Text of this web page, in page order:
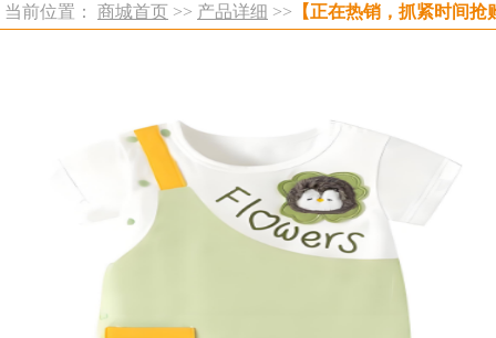
当前位置： 商城首页 >> 产品详细 >> 【正在热销，抓紧时间抢